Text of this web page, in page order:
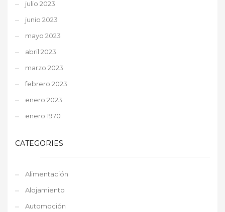
julio 2023
junio 2023
mayo 2023
abril 2023
marzo 2023
febrero 2023
enero 2023
enero 1970
CATEGORIES
Alimentación
Alojamiento
Automoción